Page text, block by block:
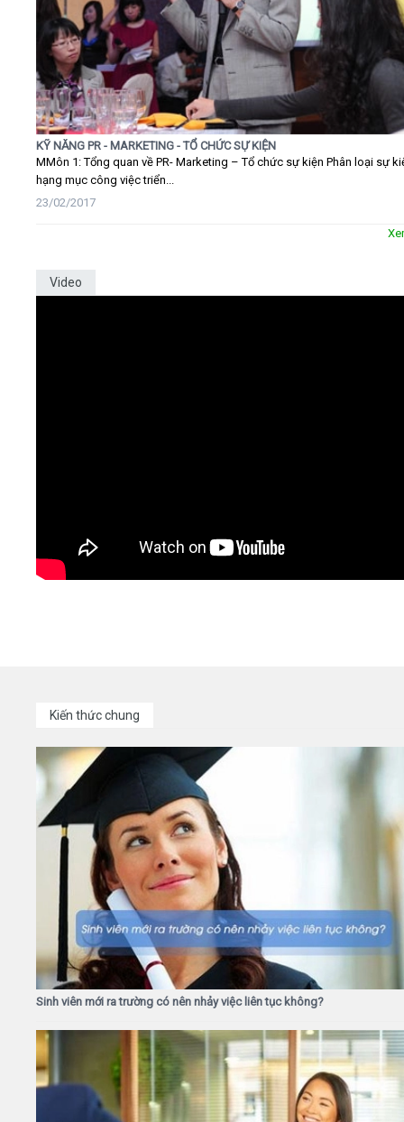
KỸ NĂNG PR - MARKETING - TỔ CHỨC SỰ KIỆN
MMôn 1: Tổng quan về PR- Marketing – Tổ chức sự kiện Phân loại sự
hạng mục công việc triển...
23/02/2017
Video
Kiến thức chung
Sinh viên mới ra trường có nên nhảy việc liên tục không?